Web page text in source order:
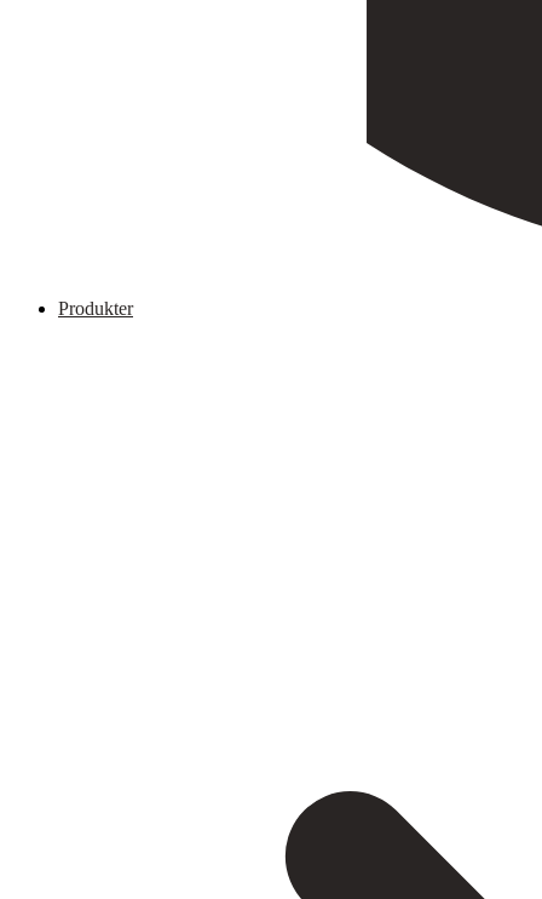
Produkter